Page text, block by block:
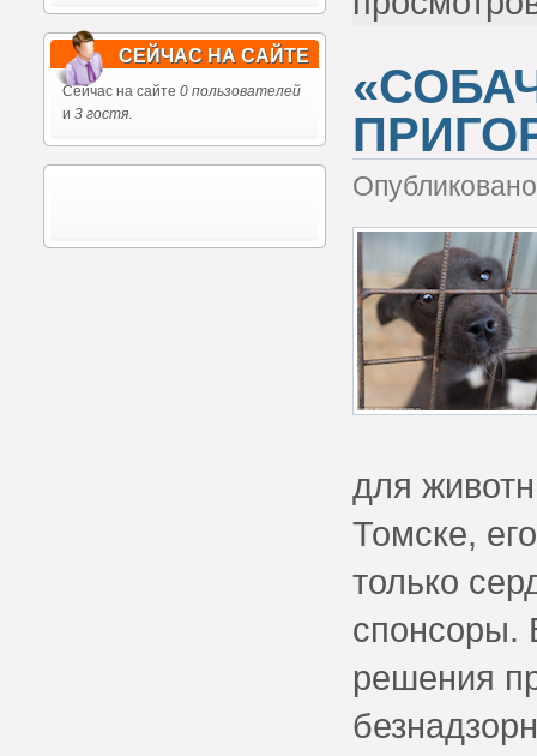
СЕЙЧАС НА САЙТЕ
Сейчас на сайте 0 пользователей
и 3 гостя.
для
Томске,
только
спонсоры.
решения